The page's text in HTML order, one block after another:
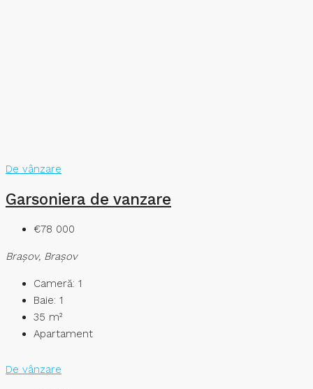
De vânzare
Garsoniera de vanzare
€78 000
Braşov, Brașov
Cameră: 1
Baie: 1
35 m²
Apartament
De vânzare